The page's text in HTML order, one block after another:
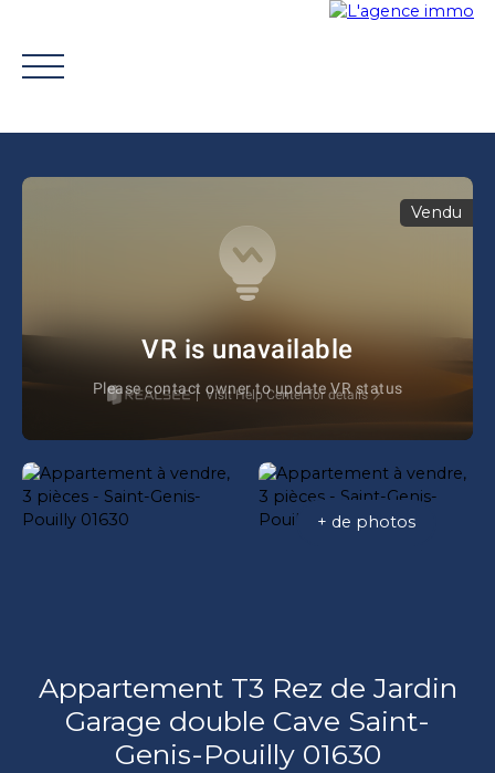
ACHETER VENDRE TROUVER UN CONSEILLER
Vendu
+ de photos
Appartement T3 Rez de Jardin
Garage double Cave Saint-
Genis-Pouilly 01630